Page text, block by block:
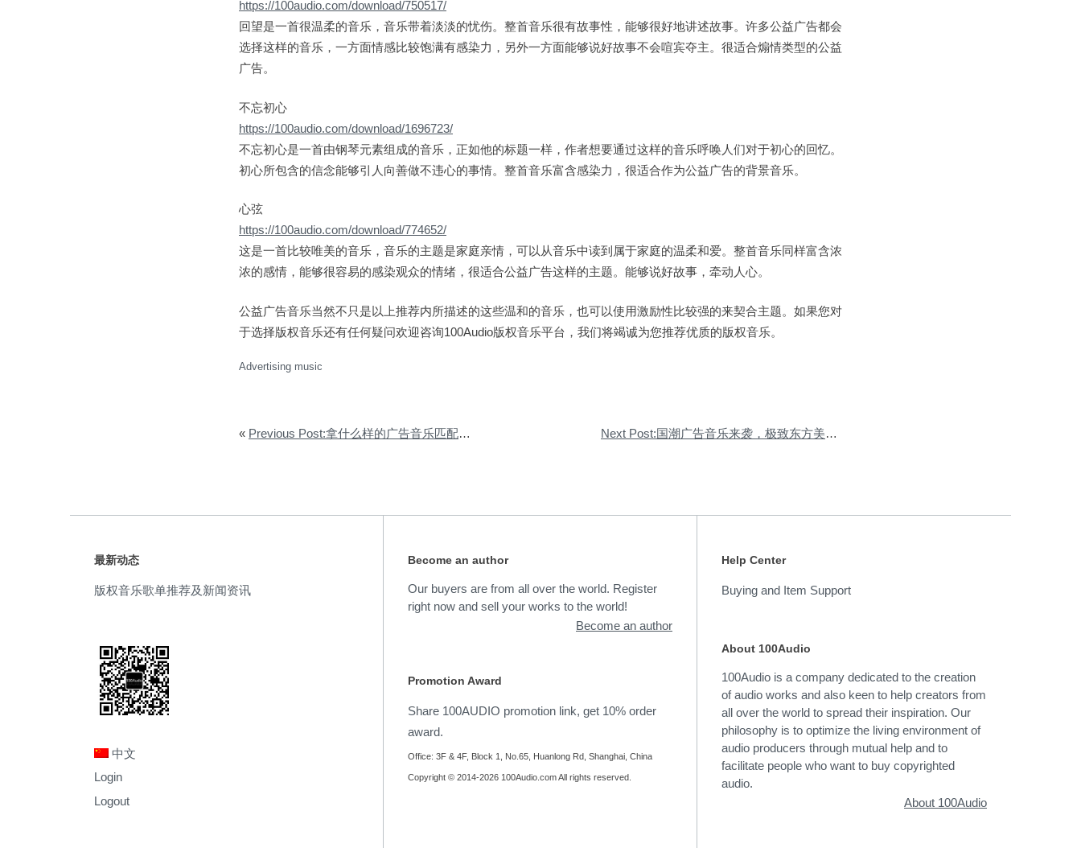
https://100audio.com/download/750517/
回望是一首很温柔的音乐，音乐带着淡淡的忧伤。整首音乐很有故事性，能够很好地讲述故事。许多公益广告都会
选择这样的音乐，一方面情感比较饱满有感染力，另外一方面能够说好故事不会喧宾夺主。很适合煽情类型的公益
广告。
不忘初心
https://100audio.com/download/1696723/
不忘初心是一首由钢琴元素组成的音乐，正如他的标题一样，作者想要通过这样的音乐呼唤人们对于初心的回忆。
初心所包含的信念能够引人向善做不违心的事情。整首音乐富含感染力，很适合作为公益广告的背景音乐。
心弦
https://100audio.com/download/774652/
这是一首比较唯美的音乐，音乐的主题是家庭亲情，可以从音乐中读到属于家庭的温柔和爱。整首音乐同样富含浓
浓的感情，能够很容易的感染观众的情绪，很适合公益广告这样的主题。能够说好故事，牵动人心。
公益广告音乐当然不只是以上推荐内所描述的这些温和的音乐，也可以使用激励性比较强的来契合主题。如果您对
于选择版权音乐还有任何疑问欢迎咨询100Audio版权音乐平台，我们将竭诚为您推荐优质的版权音乐。
Advertising music
« Previous Post:拿什么样的广告音乐匹配你的脑洞 Next Post:国潮广告音乐来袭，极致东方美学
最新动态
版权音乐歌单推荐及新闻资讯
中文
Login
Logout
Become an author
Our buyers are from all over the world. Register
right now and sell your works to the world!
Become an author
Promotion Award
Share 100AUDIO promotion link, get 10% order
award.
Office: 3F & 4F, Block 1, No.65, Huanlong Rd, Shanghai, China
Copyright © 2014-2026 100Audio.com All rights reserved.
Help Center
Buying and Item Support
About 100Audio
100Audio is a company dedicated to the creation
of audio works and also keen to help creators from
all over the world to spread their inspiration. Our
philosophy is to optimize the living environment of
audio producers through mutual help and to
facilitate people who want to buy copyrighted
audio.
About 100Audio